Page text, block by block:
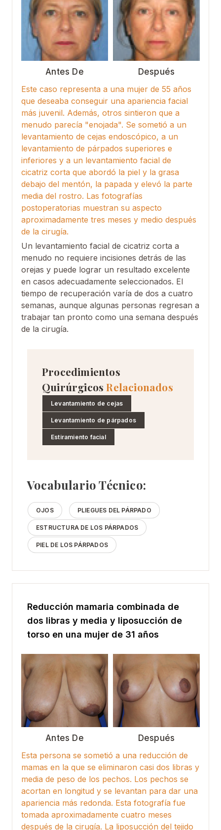
Antes De
Después
Este caso representa a una mujer de 55 años
que deseaba conseguir una apariencia facial
más juvenil. Además, otros sintieron que a
menudo parecía "enojada". Se sometió a un
levantamiento de cejas endoscópico, a un
levantamiento de párpados superiores e
inferiores y a un levantamiento facial de
cicatriz corta que abordó la piel y la grasa
debajo del mentón, la papada y elevó la parte
media del rostro. Las fotografías
postoperatorias muestran su aspecto
aproximadamente tres meses y medio después
de la cirugía.
Un levantamiento facial de cicatriz corta a
menudo no requiere incisiones detrás de las
orejas y puede lograr un resultado excelente
en casos adecuadamente seleccionados. El
tiempo de recuperación varía de dos a cuatro
semanas, aunque algunas personas regresan a
trabajar tan pronto como una semana después
de la cirugía.
Procedimientos
Quirúrgicos Relacionados
Levantamiento de cejas
Levantamiento de párpados
Estiramiento facial
Vocabulario Técnico:
OJOS PLIEGUES DEL PÁRPADO
ESTRUCTURA DE LOS PÁRPADOS
PIEL DE LOS PÁRPADOS
Reducción mamaria combinada de
dos libras y media y liposucción de
torso en una mujer de 31 años
Antes De
Después
Esta persona se sometió a una reducción de
mamas en la que se eliminaron casi dos libras y
media de peso de los pechos. Los pechos se
acortan en longitud y se levantan para dar una
apariencia más redonda. Esta fotografía fue
tomada aproximadamente cuatro meses
después de la cirugía. La liposucción del tejido